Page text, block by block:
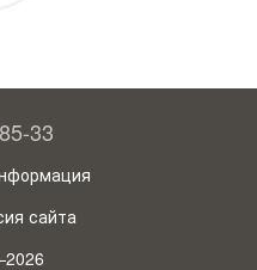
33
сайта